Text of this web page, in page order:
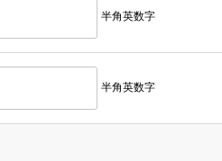
半角英数字
半角英数字